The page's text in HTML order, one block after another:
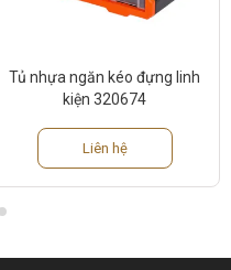
Tủ nhựa ngăn kéo đựng linh
kiện 320674
Liên hệ